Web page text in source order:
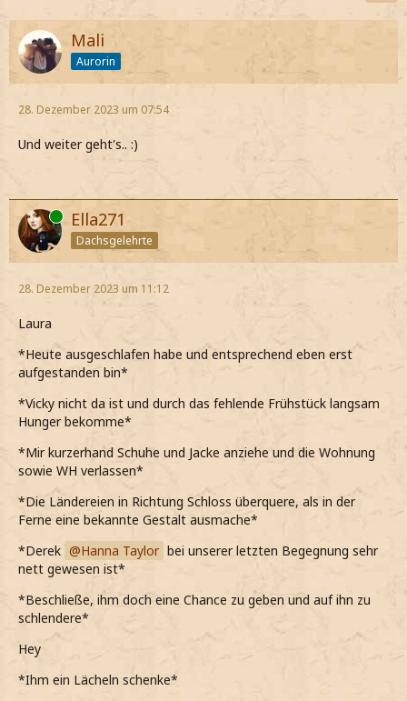
Jetzt Fanclub-Mitglied werden!
Mali
Aurorin
28. Dezember 2023 um 07:54
Und weiter geht's.. :)
Online Ella271
Dachsgelehrte
28. Dezember 2023 um 11:12
Laura
*Heute ausgeschlafen habe und entsprechend eben erst
aufgestanden bin*
*Vicky nicht da ist und durch das fehlende Frühstück langsam
Hunger bekomme*
*Mir kurzerhand Schuhe und Jacke anziehe und die Wohnung
sowie WH verlassen*
*Die Ländereien in Richtung Schloss überquere, als in der
Ferne eine bekannte Gestalt ausmache*
*Derek
Hanna Taylor bei unserer letzten Begegnung sehr
nett gewesen ist*
*Beschließe, ihm doch eine Chance zu geben und auf ihn zu
schlendere*
Hey
*Ihm ein Lächeln schenke*